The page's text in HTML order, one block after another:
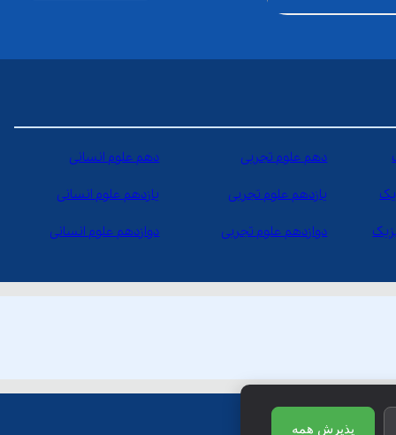
دهم علوم تجربی دهم علوم انسانی
یازدهم علوم تجربی یازدهم علوم انسانی
دوازدهم علوم تجربی دوازدهم علوم انسانی
پذیرش همه